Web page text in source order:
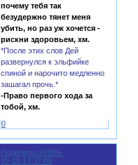
почему тебя так
безудержно тянет меня
убить, но раз уж хочется -
рискни здоровьем, хм.
*После этих слов Дей
развернулся к эльфийке
спиной и нарочито медленно
зашагал прочь.*
-Право первого хода за
тобой, хм.
0
Поделиться2009-
02-18 17:37:09